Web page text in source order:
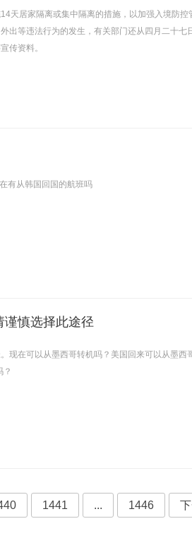
天居家隔离或集中隔离的措施，以加强入境防控
出等违法行为的发生，有关部门还从四月二十七
传资料。
有从韩国回国的航班吗
谨慎选择此途径
现在可以从墨西哥转机吗？美国回来可以从墨西
1441 ... 1446